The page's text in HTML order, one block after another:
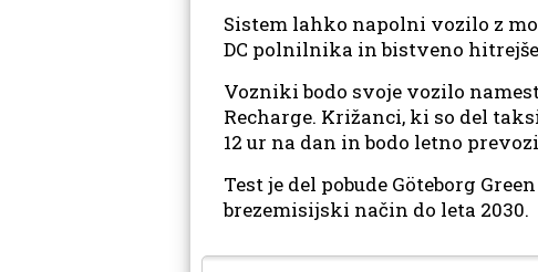
Sistem lahko napolni vozilo z
DC polnilnika in bistveno
Vozniki bodo svoje vozilo
Recharge. Križanci, ki so del
12 ur na dan in bodo letno
Test je del pobude Göteborg
brezemisijski način do leta 2030.